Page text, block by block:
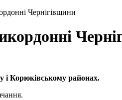
Чернігівщини
і Корюківському районах.